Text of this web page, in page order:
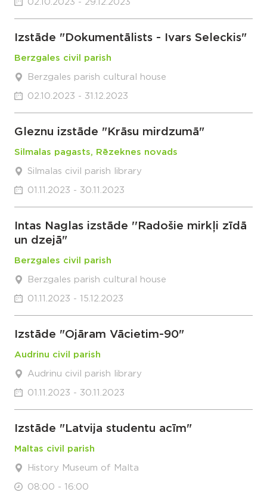
02.10.2023 - 29.12.2023
Izstāde "Dokumentālists - Ivars Seleckis"
Berzgales civil parish
Berzgales parish cultural house
02.10.2023 - 31.12.2023
Gleznu izstāde "Krāsu mirdzumā"
Silmalas pagasts, Rēzeknes novads
Silmalas civil parish library
01.11.2023 - 30.11.2023
Intas Naglas izstāde ''Radošie mirkļi zīdā
un dzejā"
Berzgales civil parish
Berzgales parish cultural house
01.11.2023 - 15.12.2023
Izstāde "Ojāram Vācietim-90"
Audrinu civil parish
Audrinu civil parish library
01.11.2023 - 30.11.2023
Izstāde "Latvija studentu acīm"
Maltas civil parish
History Museum of Malta
08:00 - 16:00